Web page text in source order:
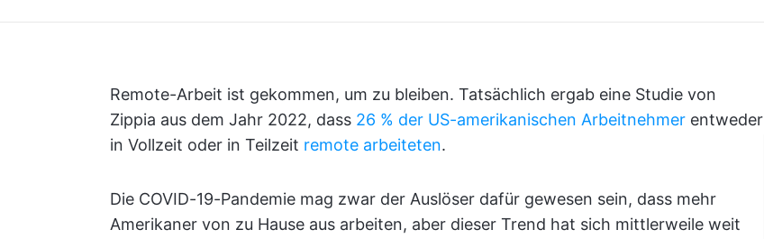
Remote-Arbeit ist gekommen, um zu bleiben. Tatsächlich ergab eine Studie von
Zippia aus dem Jahr 2022, dass 26 % der US-amerikanischen Arbeitnehmer entweder
in Vollzeit oder in Teilzeit remote arbeiteten.
Die COVID-19-Pandemie mag zwar der Auslöser dafür gewesen sein, dass mehr
Amerikaner von zu Hause aus arbeiten, aber dieser Trend hat sich mittlerweile weit